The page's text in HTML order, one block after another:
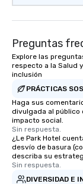
Preguntas
Explore las
respecto a la Salud
inclusión
PRÁCTICAS
Haga sus
divulgada al público
impacto social.
Sin respuesta.
¿Le Park Hotel
desvío de basura
describa su
Sin respuesta.
DIVERSIDAD E